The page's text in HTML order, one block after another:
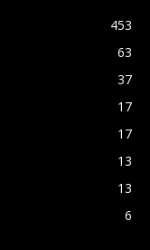
453
63
37
17
17
13
13
6